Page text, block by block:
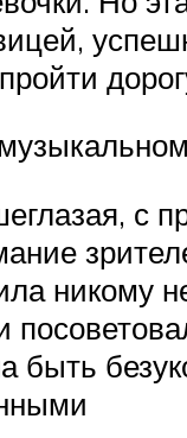
с
никому
быть